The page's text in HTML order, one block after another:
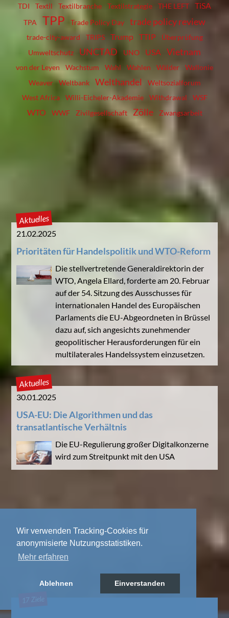
Wir verwenden Tracking-Cookies für
anonymisierte Nutzungsstatistiken.
Mehr erfahren
Ablehnen Einverstanden
TDI
Textil Textilbranche Textilstrategie THE LEFT TiSA
TPA TPP Trade Policy Day trade policy review
trade-city-award TRIPS Trump TTIP
Überprüfung
Umweltschutz
UNCTAD UNO USA Vietnam
von der Leyen Wachstum Wahl Wahlen Wälder
Wallonie
Weaver
Weltbank Welthandel
Weltsozialforum
West Africa
Willi-Eicheler-Akademie Withdrawal WSF
WTO WWF Zivilgesellschaft Zölle Zwangsarbeit
Aktuelles
21.02.2025
Prioritäten für Handelspolitik und WTO-Reform
Die stellvertretende Generaldirektorin der
WTO, Angela Ellard, forderte am 20. Februar
auf der 54. Sitzung des Ausschusses für
internationalen Handel des Europäischen
Parlaments die EU-Abgeordneten in Brüssel
dazu auf, sich angesichts zunehmender
geopolitischer Herausforderungen für ein
multilaterales Handelssystem einzusetzen.
Aktuelles
30.01.2025
USA-EU: Die Algorithmen und das
transatlantische Verhältnis
Die EU-Regulierung großer Digitalkonzerne
wird zum Streitpunkt mit den USA
17 Ziele